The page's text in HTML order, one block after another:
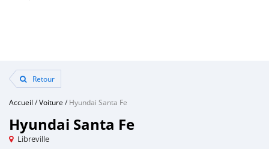
Retour
Accueil /Voiture /Hyundai Santa Fe
Hyundai Santa Fe
Libreville